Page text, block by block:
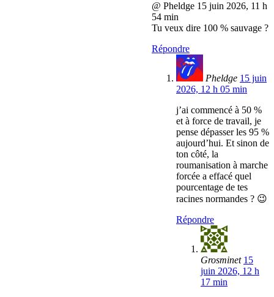
@ Pheldge 15 juin 2026, 11 h
54 min
Tu veux dire 100 % sauvage ?
Répondre
Pheldge 15 juin
2026, 12 h 05 min
j’ai commencé à 50 %
et à force de travail, je
pense dépasser les 95 %
aujourd’hui. Et sinon de
ton côté, la
roumanisation à marche
forcée a effacé quel
pourcentage de tes
racines normandes ? 😉
Répondre
Grosminet 15
juin 2026, 12 h
17 min